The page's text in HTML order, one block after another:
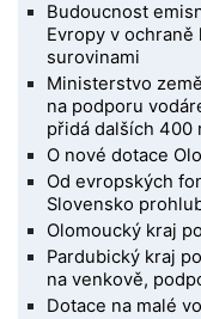
Budoucnost
Evropy v
surovinami
Ministerstvo
na podporu
přidá dalších 400
O nové dotace
Od evropských
Slovensko
Olomoucký kraj
Pardubický kraj
na venkově,
Dotace na malé